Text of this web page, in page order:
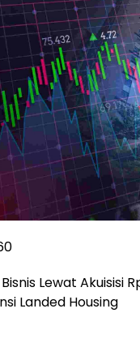
Lewat Akuisisi
Landed Housing